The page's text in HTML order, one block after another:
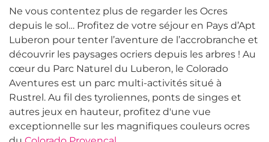
Ne vous contentez plus de regarder les Ocres
depuis le sol… Profitez de votre séjour en Pays d’Apt
Luberon pour tenter l’aventure de l’accrobranche et
découvrir les paysages ocriers depuis les arbres ! Au
cœur du Parc Naturel du Luberon, le Colorado
Aventures est un parc multi-activités situé à
Rustrel. Au fil des tyroliennes, ponts de singes et
autres jeux en hauteur, profitez d'une vue
exceptionnelle sur les magnifiques couleurs ocres